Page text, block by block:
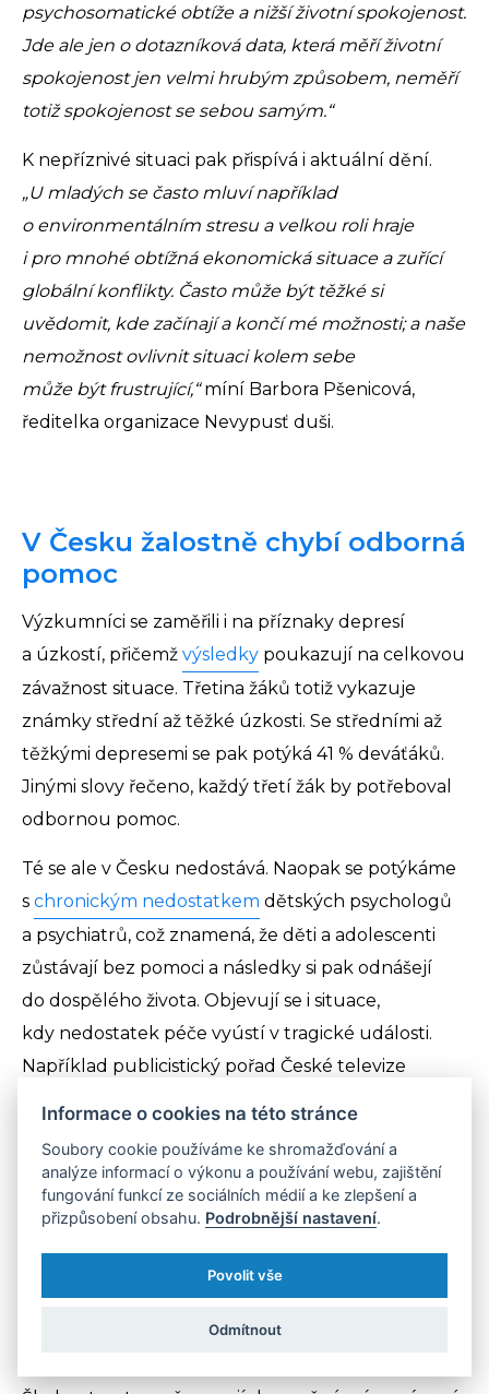
psychosomatické obtíže a nižší životní spokojenost.
Jde ale jen o dotazníková data, která měří životní
spokojenost jen velmi hrubým způsobem, neměří
totiž spokojenost se sebou samým.“
K nepříznivé situaci pak přispívá i aktuální dění.
„U mladých se často mluví například
o environmentálním stresu a velkou roli hraje
i pro mnohé obtížná ekonomická situace a zuřící
globální konflikty. Často může být těžké si
uvědomit, kde začínají a končí mé možnosti; a naše
nemožnost ovlivnit situaci kolem sebe
může být frustrující,“míní Barbora Pšenicová,
ředitelka organizace Nevypusť duši.
V Česku žalostně chybí odborná
pomoc
Výzkumníci se zaměřili i na příznaky depresí
a úzkostí, přičemž výsledky poukazují na celkovou
závažnost situace. Třetina žáků totiž vykazuje
známky střední až těžké úzkosti. Se středními až
těžkými depresemi se pak potýká 41 % deváťáků.
Jinými slovy řečeno, každý třetí žák by potřeboval
odbornou pomoc.
Té se ale v Česku nedostává. Naopak se potýkáme
s chronickým nedostatkem dětských psychologů
a psychiatrů, což znamená, že děti a adolescenti
zůstávají bez pomoci a následky si pak odnášejí
do dospělého života. Objevují se i situace,
kdy nedostatek péče vyústí v tragické události.
Například publicistický pořad České televize
vždy byla odmítnuta kvůli nedostatku kapacit.
Nakonec spáchala sebevraždu.
Systém reaguje, až když dítě
Informace o cookies na této stránce
Soubory cookie používáme ke shromažďování a
analýze informací o výkonu a používání webu, zajištění
fungování funkcí ze sociálních médií a ke zlepšení a
přizpůsobení obsahu. Podrobnější nastavení.
Povolit vše
Odmítnout